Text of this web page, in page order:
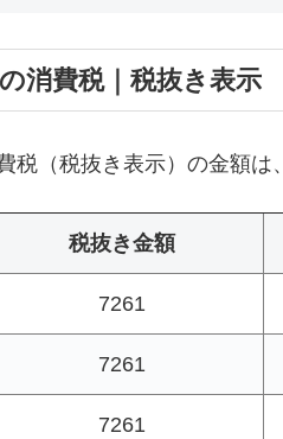
消費税｜税抜き表示
税（税抜き表示）の金額は
税抜き金額
7261
7261
7261